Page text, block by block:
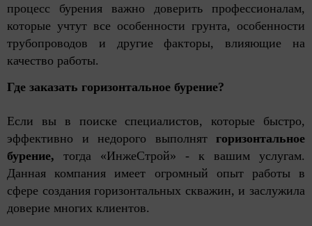
процесс бурения важно доверить профессионалам,
которые учтут все особенности грунта, особенности
трубопроводов и другие факторы, влияющие на
качество работы.
Где заказать горизонтальное бурение?
Если вы в поиске специалистов, которые быстро,
эффективно и недорого выполнят горизонтальное
бурение, тогда «ИнжеСтрой» - к вашим услугам.
Данная компания имеет огромный опыт работы в
сфере создания горизонтальных скважин, и заслужила
доверие многих клиентов.